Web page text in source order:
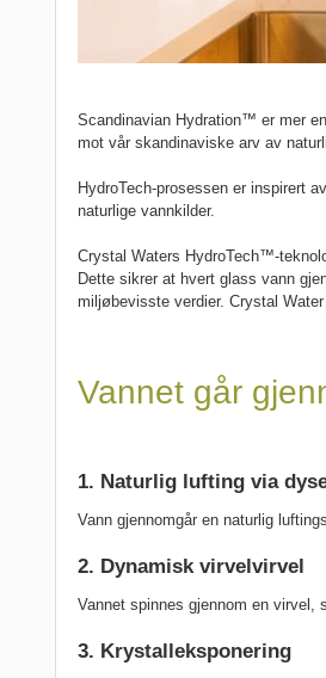
Scandinavian Hydration™ er mer
mot vår skandinaviske arv av
HydroTech-prosessen er inspirert
naturlige vannkilder.
Crystal Waters HydroTech™-
Dette sikrer at hvert glass vann
miljøbevisste verdier. Crystal
Vannet går
1. Naturlig lufting via
Vann gjennomgår en naturlig
2. Dynamisk virvelvirvel
Vannet spinnes gjennom en virvel,
3. Krystalleksponering